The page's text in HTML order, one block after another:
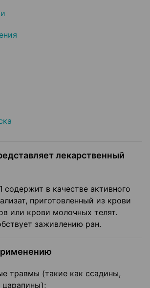
лекарственный
в качестве активного
приготовленный из крови
или крови молочных телят.
заживлению ран.
травмы (такие как ссадины,
царапины);